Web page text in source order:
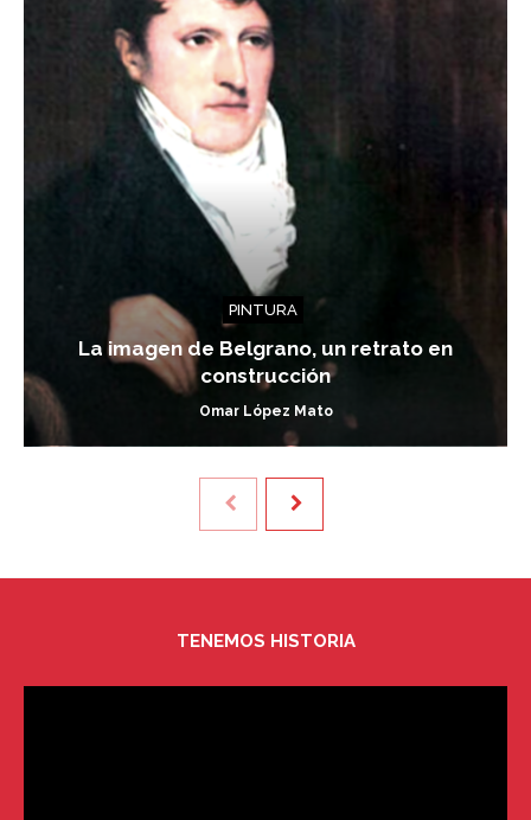
PINTURA
La imagen de Belgrano, un retrato en
construcción
Omar López Mato
TENEMOS HISTORIA